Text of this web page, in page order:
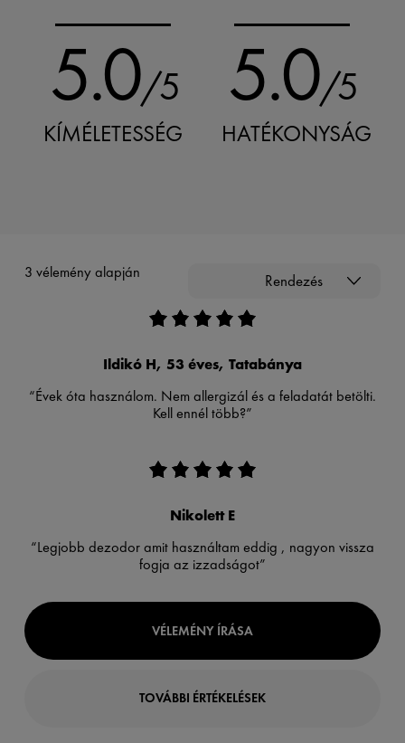
5.0/5
KÍMÉLETESSÉG
5.0/5
HATÉKONYSÁG
3 vélemény alapján Rendezés
Ildikó H, 53 éves, Tatabánya
“Évek óta használom. Nem allergizál és a feladatát betölti.
Kell ennél több?”
Nikolett E
“Legjobb dezodor amit használtam eddig , nagyon vissza
fogja az izzadságot”
VÉLEMÉNY ÍRÁSA
TOVÁBBI ÉRTÉKELÉSEK